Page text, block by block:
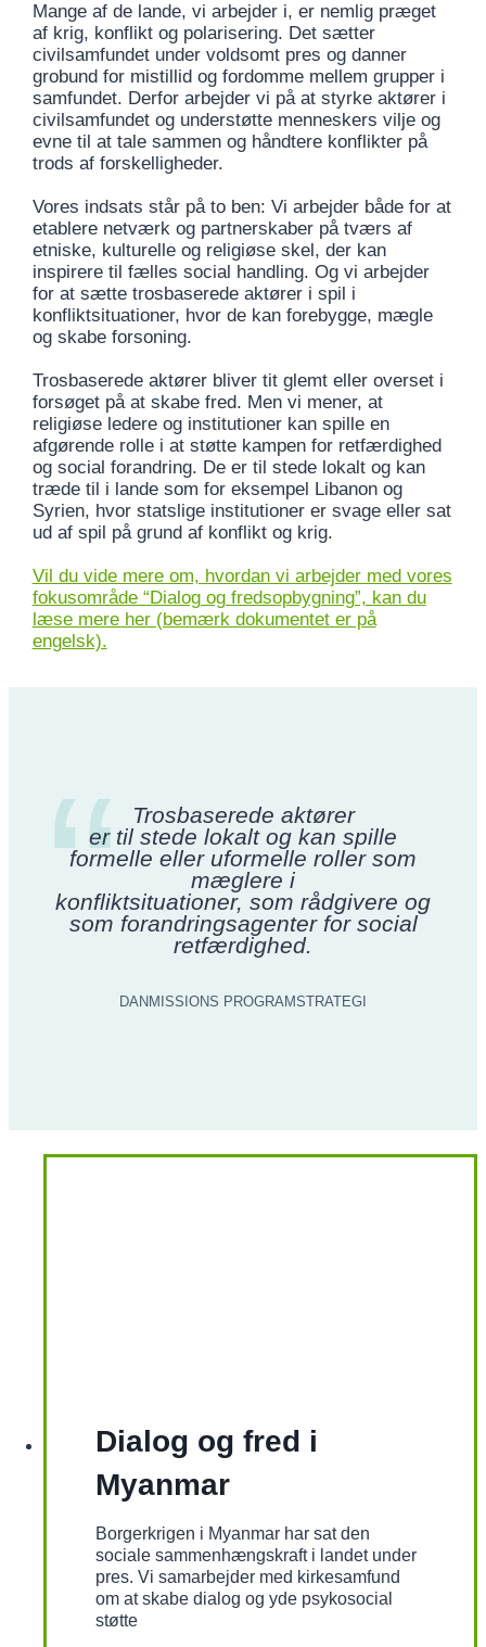
Mange af de lande, vi arbejder i, er nemlig præget
af krig, konflikt og polarisering. Det sætter
civilsamfundet under voldsomt pres og danner
grobund for mistillid og fordomme mellem grupper i
samfundet. Derfor arbejder vi på at styrke aktører i
civilsamfundet og understøtte menneskers vilje og
evne til at tale sammen og håndtere konflikter på
trods af forskelligheder.
Vores indsats står på to ben: Vi arbejder både for at
etablere netværk og partnerskaber på tværs af
etniske, kulturelle og religiøse skel, der kan
inspirere til fælles social handling. Og vi arbejder
for at sætte trosbaserede aktører i spil i
konfliktsituationer, hvor de kan forebygge, mægle
og skabe forsoning.
Trosbaserede aktører bliver tit glemt eller overset i
forsøget på at skabe fred. Men vi mener, at
religiøse ledere og institutioner kan spille en
afgørende rolle i at støtte kampen for retfærdighed
og social forandring. De er til stede lokalt og kan
træde til i lande som for eksempel Libanon og
Syrien, hvor statslige institutioner er svage eller sat
ud af spil på grund af konflikt og krig.
Vil du vide mere om, hvordan vi arbejder med vores
fokusområde “Dialog og fredsopbygning”, kan du
læse mere her (bemærk dokumentet er på
engelsk).
Trosbaserede aktører
er til stede lokalt og kan spille
formelle eller uformelle roller som
mæglere i
konfliktsituationer, som rådgivere og
som forandringsagenter for social
retfærdighed.
DANMISSIONS PROGRAMSTRATEGI
Dialog og fred i
Myanmar
Borgerkrigen i Myanmar har sat den
sociale sammenhængskraft i landet under
pres. Vi samarbejder med kirkesamfund
om at skabe dialog og yde psykosocial
støtte